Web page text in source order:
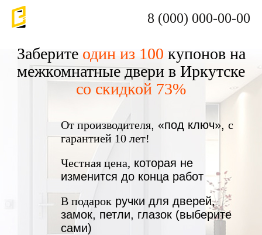
8 (000) 000-00-00
Заберите один из 100 купонов на
межкомнатные двери в Иркутске
со скидкой 73%
От производителя, «под ключ», с
гарантией 10 лет!
Честная цена, которая не
изменится до конца работ
В подарок ручки для дверей,
замок, петли, глазок (выберите
сами)